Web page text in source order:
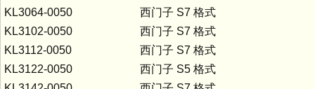
KL3064-0050
西门子 S7 格式
KL3102-0050
西门子 S7 格式
KL3112-0050
西门子 S7 格式
KL3122-0050
西门子 S5 格式